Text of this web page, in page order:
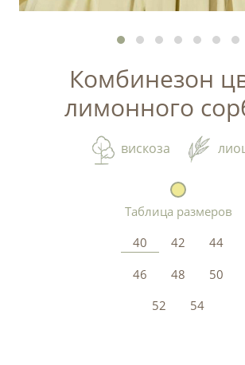
Комбинезон
лимонного
вискоза
Таблица размеров
40
42
44
46
48
50
52
54